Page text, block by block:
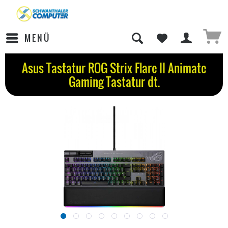
MENÜ
Asus Tastatur ROG Strix Flare II Animate
Gaming Tastatur dt.